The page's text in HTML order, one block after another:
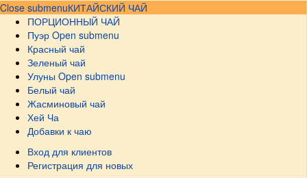
Close submenuКИТАЙСКИЙ ЧАЙ
ПОРЦИОННЫЙ ЧАЙ
Пуэр Open submenu
Красный чай
Зеленый чай
Улуны Open submenu
Белый чай
Жасминовый чай
Хей Ча
Добавки к чаю
Вход для клиентов
Регистрация для новых